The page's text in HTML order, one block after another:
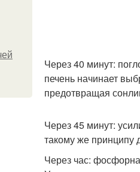
Через 40 минут:
печень начинает
предотвращая
Через 45 минут:
такому же принципу
Через час: